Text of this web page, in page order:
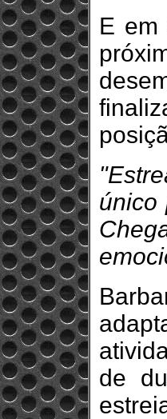
E em
único
de